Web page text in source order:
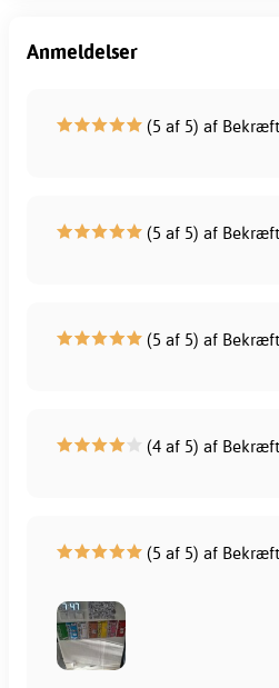
Anmeldelser
(5 af 5) af
(5 af 5) af
(5 af 5) af
(4 af 5) af
(5 af 5) af